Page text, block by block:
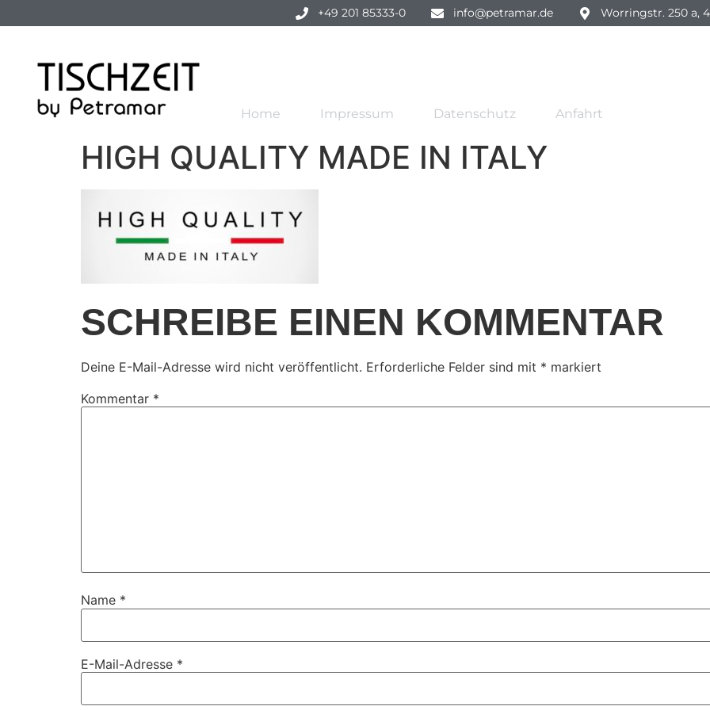
+49 201 85333-0 info@petramar.de Worringstr. 250 a,
Home Impressum Datenschutz Anfahrt
HIGH QUALITY MADE IN ITALY
SCHREIBE EINEN KOMMENTAR
Deine E-Mail-Adresse wird nicht veröffentlicht. Erforderliche Felder sind mit * markiert
Kommentar *
Name *
E-Mail-Adresse *